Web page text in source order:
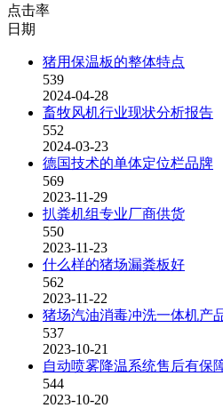
点击率
日期
猪用保温板的整体特点
539
2024-04-28
畜牧风机行业现状分析报告
552
2024-03-23
德国技术的单体定位栏品牌
569
2023-11-29
扒粪机组专业厂商供货
550
2023-11-23
什么样的猪场漏粪板好
562
2023-11-22
猪场汽油消毒冲洗一体机产
537
2023-10-21
自动喷雾降温系统售后有保
544
2023-10-20